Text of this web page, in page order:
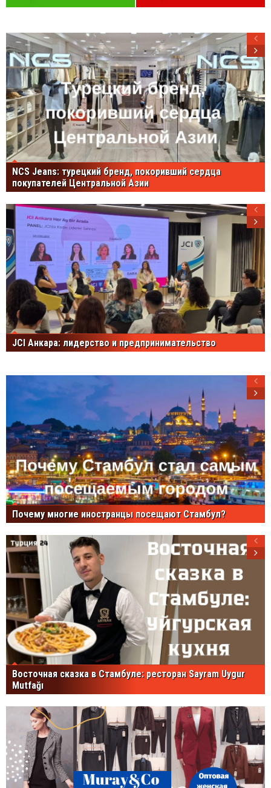
NCS Jeans: турецкий бренд, покоривший сердца
покупателей Центральной Азии
JCI Анкара: лидерство и предпринимательство
Почему многие иностранцы посещают Стамбул?
Восточная сказка в Стамбуле: ресторан Sayram Uygur
Mutfağı